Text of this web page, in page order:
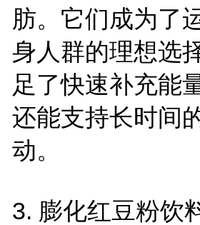
肪。它们成为了
身人群的理想选
足了快速补充能
还能支持长时间
动。
3. 膨化红豆粉饮